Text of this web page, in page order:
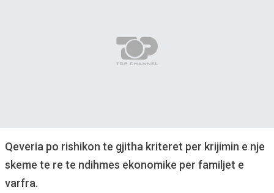
Qeveria po rishikon te gjitha kriteret per krijimin e nje
skeme te re te ndihmes ekonomike per familjet e
varfra.